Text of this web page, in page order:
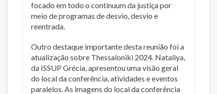
focado em todo o continuum da justiça por
meio de programas de desvio, desvio e
reentrada.
Outro destaque importante desta reunião foi a
atualização sobre Thessaloniki 2024. Nataliya,
da ISSUP Grécia, apresentou uma visão geral
do local da conferência, atividades e eventos
paralelos. As imagens do local da conferência